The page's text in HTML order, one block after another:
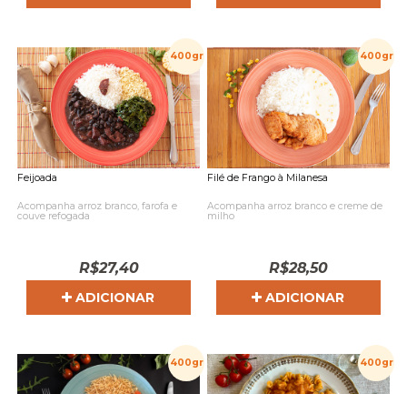
400gr
Feijoada
Acompanha arroz branco, farofa e
couve refogada
R$27,40
ADICIONAR
400gr
Filé de Frango à Milanesa
Acompanha arroz branco e creme de
milho
R$28,50
ADICIONAR
400gr 400gr